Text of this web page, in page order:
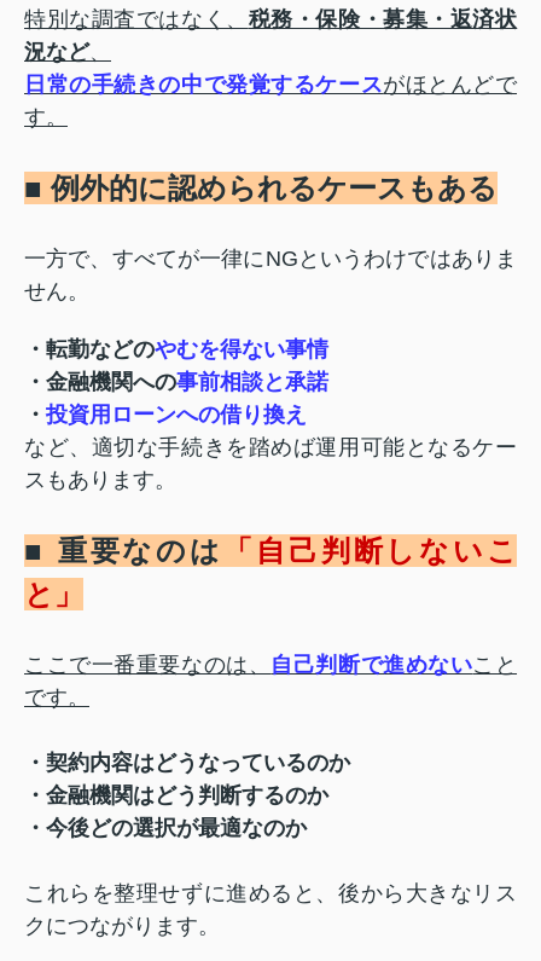
特別な調査ではなく、 税務・保険・募集・返済状
況など、
日常の手続きの中で発覚するケースがほとんどで
す。
■ 例外的に認められるケースもある
一方で、すべてが一律にNGというわけではありま
せん。
・転勤などのやむを得ない事情
・金融機関への事前相談と承諾
・投資用ローンへの借り換え
など、適切な手続きを踏めば運用可能となるケー
スもあります。
■ 重要なのは
「自己判断しないこ
と」
ここで一番重要なのは、 自己判断で進めないこと
です。
・契約内容はどうなっているのか
・金融機関はどう判断するのか
・今後どの選択が最適なのか
これらを整理せずに進めると、後から大きなリス
クにつながります。